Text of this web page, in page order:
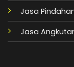
Jasa
Jasa